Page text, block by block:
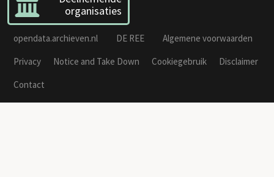
organisaties
opendata.archieven.nl DE REE
Algemene voorwaarden
Privacy
Notice and Take Down Cookiegebruik
Disclaimer
Contact